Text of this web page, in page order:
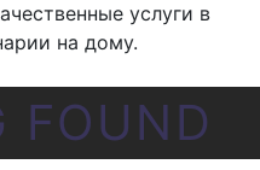
услуги в
на дому.
FOUND